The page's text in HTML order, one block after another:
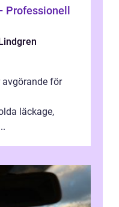
Professionell
för
läckage,